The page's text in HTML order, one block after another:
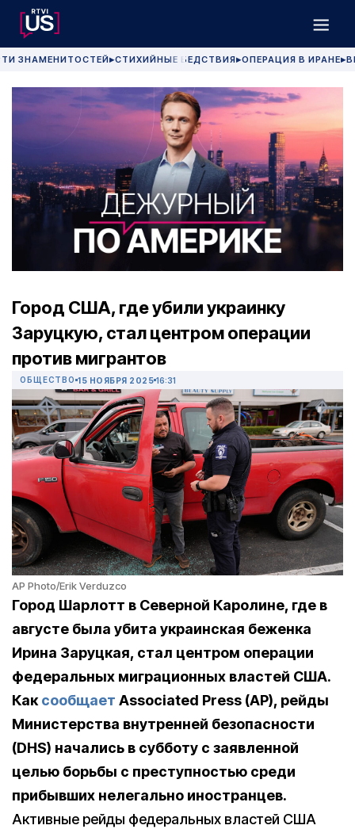
ЗНАМЕНИТОСТЕЙ▶СТИХИЙНЫЕ БЕДСТВИЯ▶ОПЕРАЦИЯ В ИРАНЕ▶
Город США, где убили украинку
Заруцкую, стал центром операции
против мигрантов
ОБЩЕСТВО 15 НОЯБРЯ 2025 16:31
AP Photo/Erik Verduzco
Город Шарлотт в Северной Каролине, где в
августе была убита украинская беженка
Ирина Заруцкая, стал центром операции
федеральных миграционных властей США.
Каксообщает Associated Press (AP), рейды
Министерства внутренней безопасности
(DHS) начались в субботу с заявленной
целью борьбы с преступностью среди
прибывших нелегально иностранцев.
Активные рейды федеральных властей США